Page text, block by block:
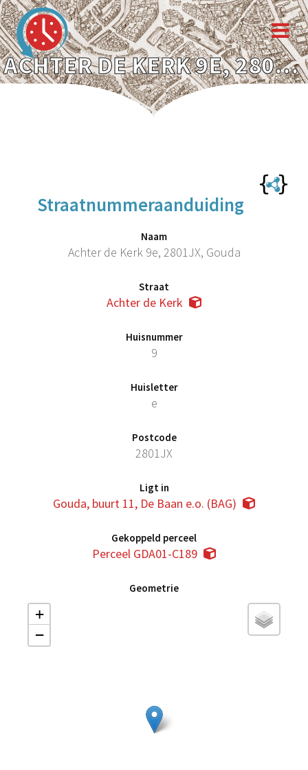
ACHTER DE KERK 9E, 2801JX, GOUDA
Straatnummeraanduiding
Naam
Achter de Kerk 9e, 2801JX, Gouda
Straat
Achter de Kerk
Huisnummer
9
Huisletter
e
Postcode
2801JX
Ligt in
Gouda, buurt 11, De Baan e.o. (BAG)
Gekoppeld perceel
Perceel GDA01-C189
Geometrie
+
−